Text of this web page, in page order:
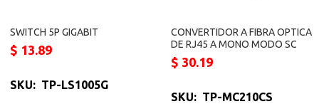
SWITCH 5P GIGABIT
$ 13.89
SKU: TP-LS1005G
CONVERTIDOR A FIBRA OPTICA
DE RJ45 A MONO MODO SC
$ 30.19
SKU: TP-MC210CS